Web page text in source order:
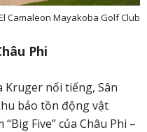
Camaleon Mayakoba Golf Club
Phi
Kruger nổi tiếng, Sân
bảo tồn động vật
Five” của Châu Phi –